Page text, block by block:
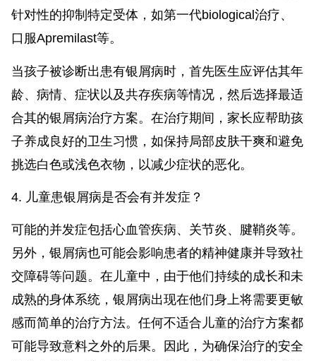
针对性的抑制特定受体，如第一代biological治疗、
口服Apremilast等。
当孩子被诊断出患有银屑病时，首先医生应评估其年
龄、病情、症状以及共存疾病等情况，然后选择最适
合其的银屑病治疗方案。在治疗期间，家长应帮助孩
子养成良好的卫生习惯，如保持局部皮肤干爽和避免
挑选白色或浅色衣物，以减少症状的恶化。
4. 儿童患银屑病是否会有并发症？
可能的并发症包括心血管疾病、关节炎、腱鞘炎等。
另外，银屑病也可能会影响患者的精神健康并导致社
交障碍等问题。在儿童中，由于他们持续的成长和未
成熟的身体系统，银屑病出现在他们身上将需要更敏
感而简单的治疗方法。任何不适合儿童的治疗方案都
可能导致意料之外的后果。因此，为确保治疗的安全